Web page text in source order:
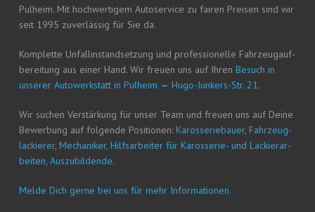
Pul­heim. Mit hoch­wer­ti­gem Auto­ser­vice zu fai­ren Prei­sen sind wir
seit 1995 zuver­läs­sig für Sie da.
Kom­plet­te Unfall­in­stand­set­zung und pro­fes­sio­nel­le Fahr­zeug­auf­
be­rei­tung aus einer Hand. Wir freu­en uns auf Ihren Besuch in
unse­rer Auto­werk­statt in Pul­heim — Hugo-Jun­kers-Str. 21.
Wir suchen Ver­stär­kung für unser Team und freu­en uns auf Dei­ne
Bewer­bung auf fol­gen­de Posi­tio­nen: Karos­se­rie­bau­er, Fahr­zeug­
la­ckie­rer, Mecha­ni­ker, Hilfs­ar­bei­ter für Karos­se­rie- und Lackier­ar­
bei­ten, Auszubildende.
Mel­de Dich ger­ne bei uns für mehr Informationen.